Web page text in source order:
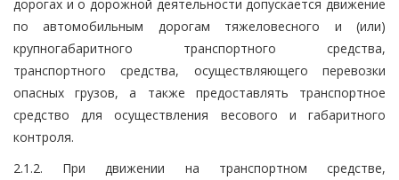
дорогах и о дорожной деятельности допускается движение
по автомобильным дорогам тяжеловесного и (или)
крупногабаритного транспортного средства,
транспортного средства, осуществляющего перевозки
опасных грузов, а также предоставлять транспортное
средство для осуществления весового и габаритного
контроля.
2.1.2. При движении на транспортном средстве,